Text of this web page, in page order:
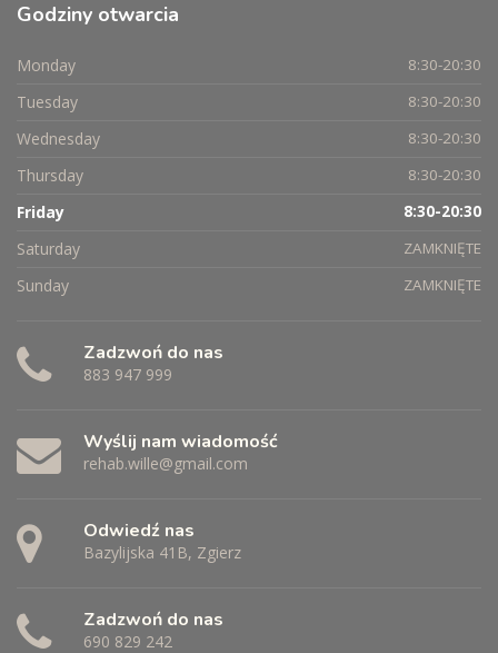
Godziny otwarcia
Monday 8:30-20:30
Tuesday 8:30-20:30
Wednesday 8:30-20:30
Thursday 8:30-20:30
Friday 8:30-20:30
Saturday ZAMKNIĘTE
Sunday ZAMKNIĘTE
Zadzwoń do nas
883 947 999
Wyślij nam wiadomość
rehab.wille@gmail.com
Odwiedź nas
Bazylijska 41B, Zgierz
Zadzwoń do nas
690 829 242